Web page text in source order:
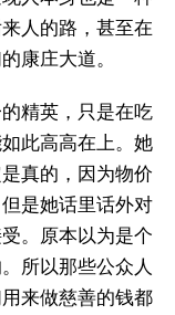
人的路，甚至在
康庄大道。
精英，只是在吃
此高高在上。她
真的，因为物价
是她话里话外对
。原本以为是个
所以那些公众人
来做慈善的钱都